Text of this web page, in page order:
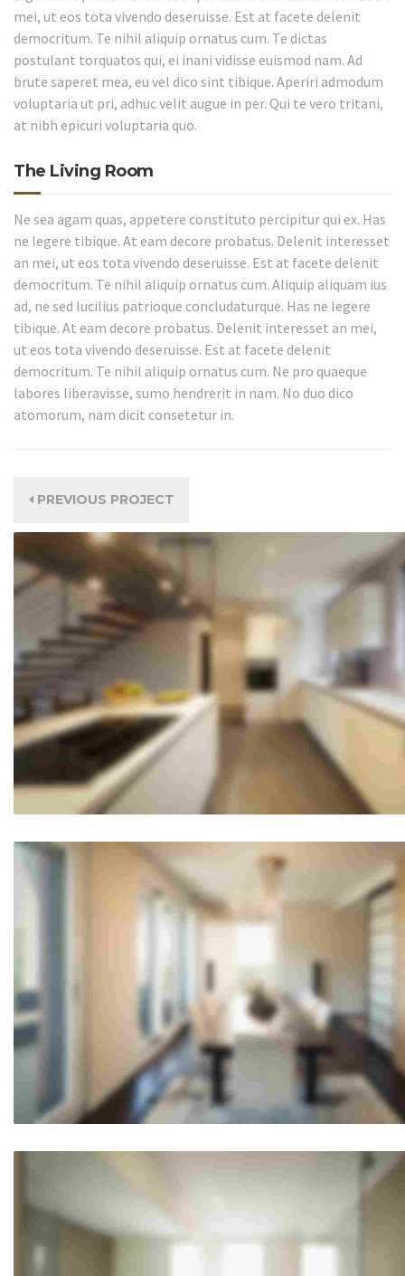
mei, ut eos tota vivendo deseruisse. Est at facete delenit
democritum. Te nihil aliquip ornatus cum. Te dictas
postulant torquatos qui, ei inani vidisse euismod nam. Ad
brute saperet mea, eu vel dico sint tibique. Aperiri admodum
voluptaria ut pri, adhuc velit augue in per. Qui te vero tritani,
at nibh epicuri voluptaria quo.
The Living Room
Ne sea agam quas, appetere constituto percipitur qui ex. Has
ne legere tibique. At eam decore probatus. Delenit interesset
an mei, ut eos tota vivendo deseruisse. Est at facete delenit
democritum. Te nihil aliquip ornatus cum. Aliquip aliquam ius
ad, ne sed lucilius patrioque concludaturque. Has ne legere
tibique. At eam decore probatus. Delenit interesset an mei,
ut eos tota vivendo deseruisse. Est at facete delenit
democritum. Te nihil aliquip ornatus cum. Ne pro quaeque
labores liberavisse, sumo hendrerit in nam. No duo dico
atomorum, nam dicit consetetur in.
PREVIOUS PROJECT